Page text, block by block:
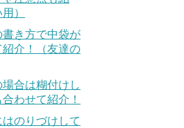
）
き方で中袋が
介！（友達の
合は糊付けし
わせて紹介！
のりづけして